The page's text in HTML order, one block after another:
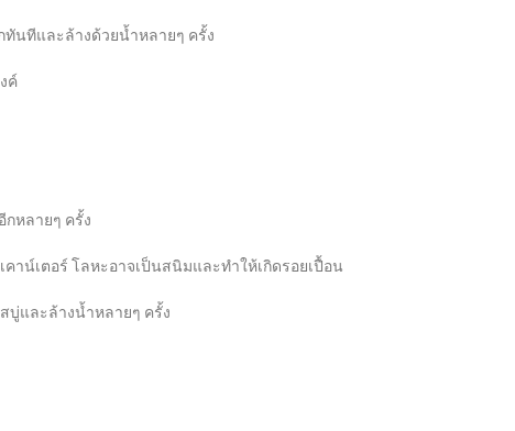
นทีและล้างด้วยน้ำหลายๆ ครั้ง
ค์
หลายๆ ครั้ง
น์เตอร์ โลหะอาจเป็นสนิมและทำให้เกิดรอยเปื้อน
บู่และล้างน้ำหลายๆ ครั้ง